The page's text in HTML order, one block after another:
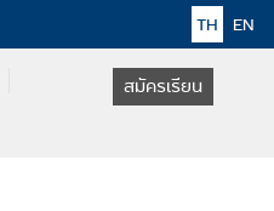
TH EN
สมัครเรียน